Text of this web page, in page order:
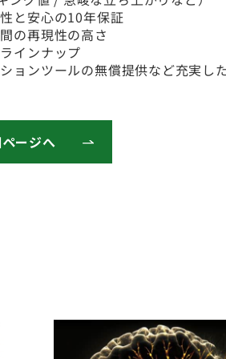
と安心の10年保証
の再現性の高さ
インナップ
ョンツールの無償提供など充実し
ージへ